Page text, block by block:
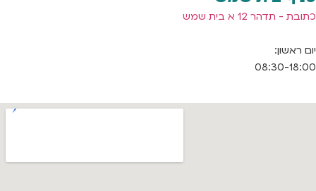
כתובת - תדהר 12 א בית שמש
יום ראשון:
08:30-18:00